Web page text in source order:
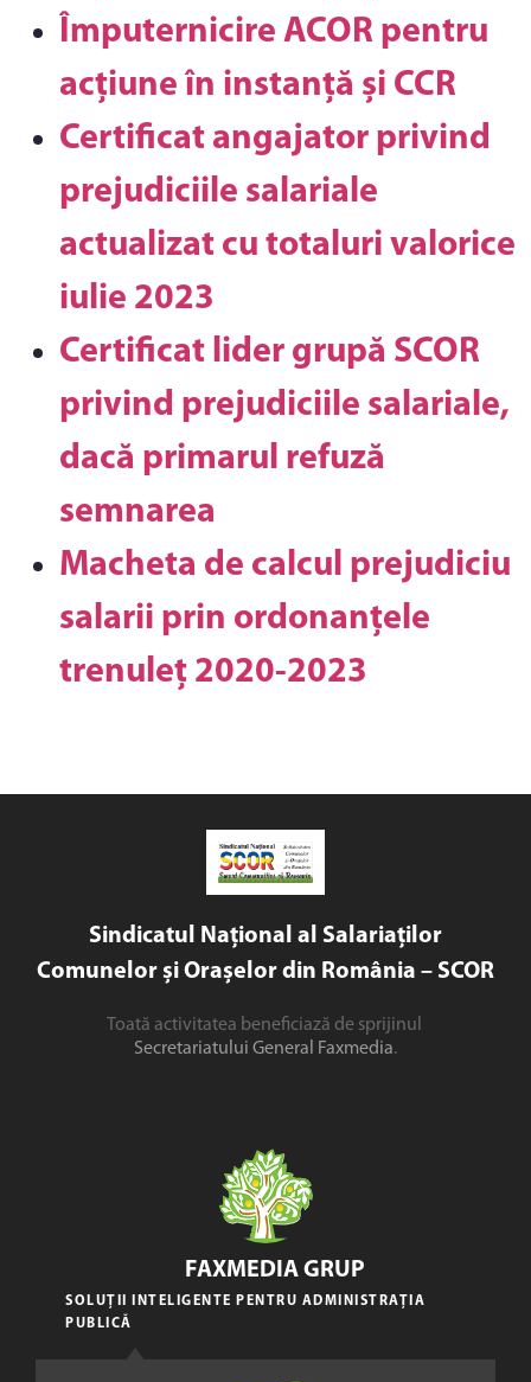
Împuternicire ACOR pentru
acțiune în instanță și CCR
Certificat angajator privind
prejudiciile salariale
actualizat cu totaluri valorice
iulie 2023
Certificat lider grupă SCOR
privind prejudiciile salariale,
dacă primarul refuză
semnarea
Macheta de calcul prejudiciu
salarii prin ordonanțele
trenuleț 2020-2023
Sindicatul Național al Salariaților
Comunelor și Orașelor din România – SCOR
Toată activitatea beneficiază de sprijinul
Secretariatului General Faxmedia.
FAXMEDIA GRUP
SOLUȚII INTELIGENTE PENTRU ADMINISTRAȚIA
PUBLICĂ